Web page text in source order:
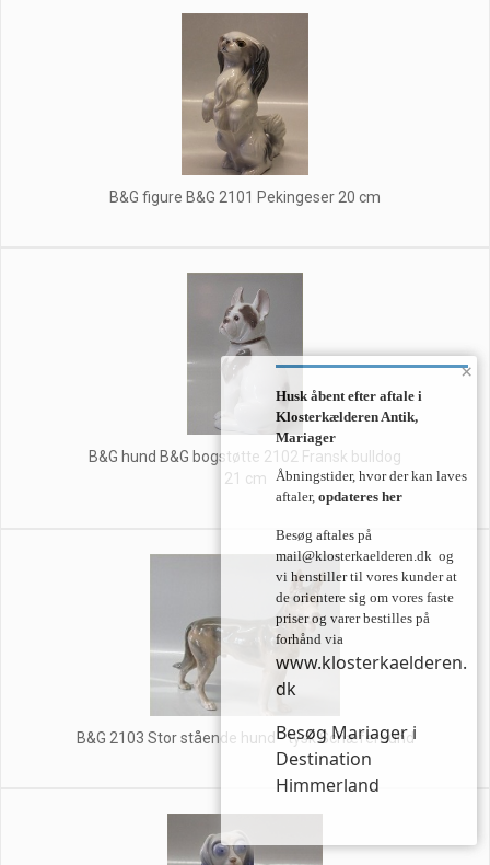
B&G figure B&G 2101 Pekingeser 20 cm
B&G hund B&G bogstøtte 2102 Fransk bulldog
21 cm
B&G 2103 Stor stående hund - tysk Schæferhund
×
Husk åbent efter aftale i
Klosterkælderen Antik,
Mariager
Åbningstider, hvor der kan laves
aftaler, opdateres her
Besøg aftales på
mail@klosterkaelderen.dk og
vi henstiller til vores kunder at
de orientere sig om vores faste
priser og varer bestilles på
forhånd via
www.klosterkaelderen.
dk
Besøg Mariager i
Destination
Himmerland